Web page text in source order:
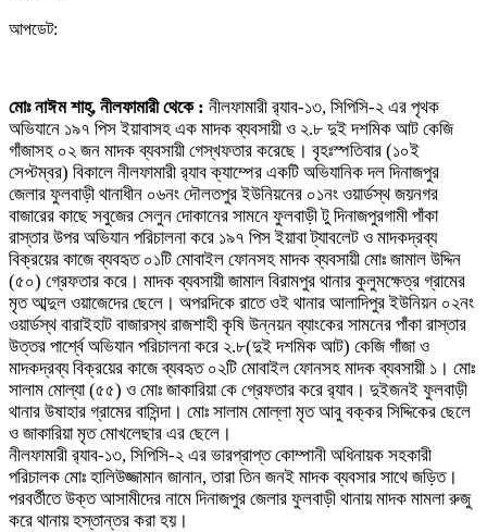
আপডেট:
মোঃ নাঈম শাহ্, নীলফামারী থেকে : নীলফামারী র‌্যাব-১৩, সিপিসি-২ এর পৃথক
অভিযানে ১৯৭ পিস ইয়াবাসহ এক মাদক ব্যবসায়ী ও ২.৮ দুই দশমিক আট কেজি
গাঁজাসহ ০২ জন মাদক ব্যবসায়ী গেস্খফতার করেছে। বৃহঃস্পতিবার (১০ই
সেপ্টম্বর) বিকালে নীলফামারী র‌্যাব ক্যাম্পের একটি অভিযানিক দল দিনাজপুর
জেলার ফুলবাড়ী থানাধীন ০৬নং দৌলতপুর ইউনিয়নের ০১নং ওয়ার্ডস্থ জয়নগর
বাজারের কাছে সবুজের সেলুন দোকানের সামনে ফুলবাড়ী টু দিনাজপুরগামী পাঁকা
রাস্তার উপর অভিযান পরিচালনা করে ১৯৭ পিস ইয়াবা ট্যাবলেট ও মাদকদ্রব্য
বিক্রয়ের কাজে ব্যবহৃত ০১টি মোবাইল ফোনসহ মাদক ব্যবসায়ী মোঃ জামাল উদ্দিন
(৫০) গ্রেফতার করে। মাদক ব্যবসায়ী জামাল বিরামপুর থানার কুলুমক্ষেত্র গ্রামের
মৃত আব্দুল ওয়াজেদের ছেলে। অপরদিকে রাতে ওই থানার আলাদিপুর ইউনিয়ন ০২নং
ওয়ার্ডস্থ বারাইহাট বাজারস্থ রাজশাহী কৃষি উন্নয়ন ব্যাংকের সামনের পাঁকা রাস্তার
উত্তর পার্শ্বে অভিযান পরিচালনা করে ২.৮(দুই দশমিক আট) কেজি গাঁজা ও
মাদকদ্রব্য বিক্রয়ের কাজে ব্যবহৃত ০২টি মোবাইল ফোনসহ মাদক ব্যবসায়ী ১। মোঃ
সালাম মোল্যা (৫৫) ও মোঃ জাকারিয়া কে গ্রেফতার করে র‌্যাব। দুইজনই ফুলবাড়ী
থানার উষাহার গ্রামের বাসিন্দা। মোঃ সালাম মোল্লা মৃত আবু বক্কর সিদ্দিকের ছেলে
ও জাকারিয়া মৃত মোখলেছার এর ছেলে।
নীলফামারী র‌্যাব-১৩, সিপিসি-২ এর ভারপ্রাপ্ত কোম্পানী অধিনায়ক সহকারী
পরিচালক মোঃ হালিউজ্জামান জানান, তারা তিন জনই মাদক ব্যবসার সাথে জড়িত।
পরবর্তীতে উক্ত আসামীদের নামে দিনাজপুর জেলার ফুলবাড়ী থানায় মাদক মামলা রুজু
করে থানায় হস্তান্তর করা হয়।